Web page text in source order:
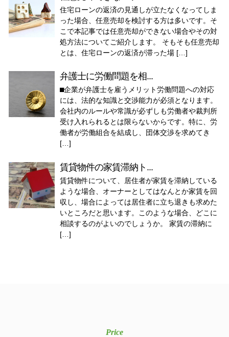
住宅ローンの返済の見通しが立たなくなってしま
った場合、任意売却を検討する方は多いです。そ
こで本記事では任意売却ができない場合やその対
処方法についてご紹介します。 そもそも任意売却
とは、住宅ローンの返済が滞った場 […]
弁護士に労働問題を相...
⬛︎企業が弁護士を雇うメリット労働問題への対応
には、法的な知識と交渉能力が必須となります。
会社内のルールや常識が必ずしも労働者や裁判所
受け入れられるとは限らないからです。特に、労
働者が労働組合を結成し、団体交渉を求めてき
[…]
賃貸物件の家賃滞納ト...
賃貸物件について、居住者が家賃を滞納している
ような場合、オーナーとしてはなんとか家賃を回
収し、場合によっては居住者に立ち退きも求めた
いところだと思います。このような場合、どこに
相談するのがよいのでしょうか。 家賃の滞納に
[…]
Price